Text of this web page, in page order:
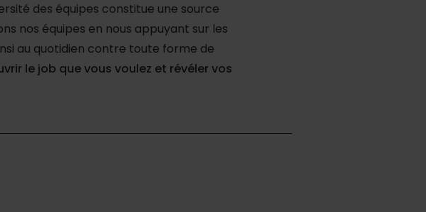
des équipes constitue une source
nos équipes en nous appuyant sur les
au quotidien contre toute forme de
le job que vous voulez et révéler vos